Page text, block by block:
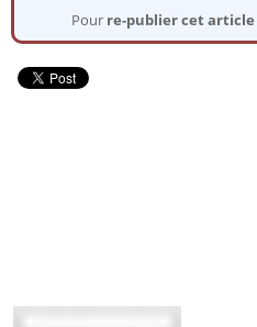
Pour re-publier cet article